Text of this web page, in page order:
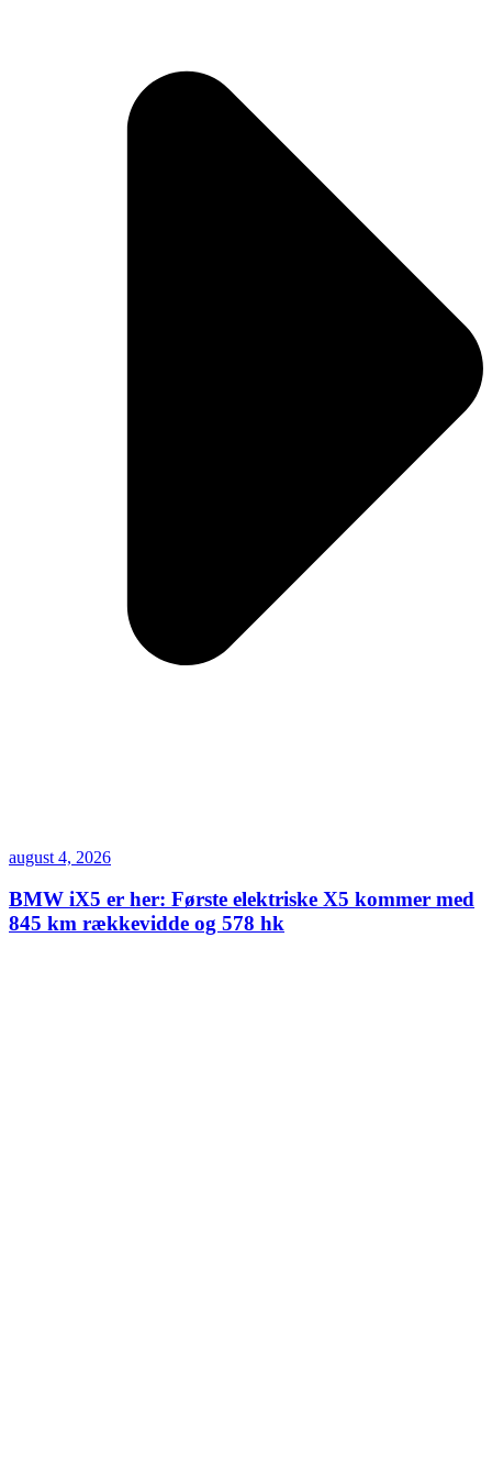
august 4, 2026
BMW iX5 er her: Første elektriske X5 kommer med
845 km rækkevidde og 578 hk